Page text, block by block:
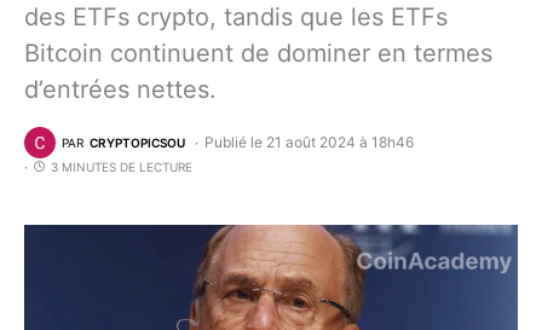
des ETFs crypto, tandis que les ETFs
Bitcoin continuent de dominer en termes
d’entrées nettes.
PAR CRYPTOPICSOU Publié le 21 août 2024 à 18h46
3 MINUTES DE LECTURE